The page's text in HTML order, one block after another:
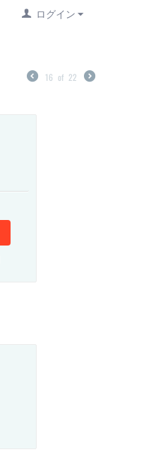
ログイン
16 of 22